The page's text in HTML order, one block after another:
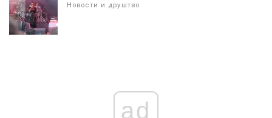
Новости и друштво
ad